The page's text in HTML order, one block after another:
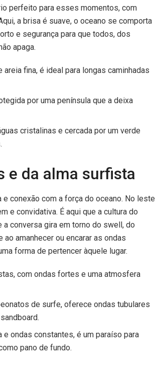
perfeito para esses momentos, com
a brisa é suave, o oceano se comporta
e segurança para que todos, dos
apaga.
areia fina, é ideal para longas caminhadas
por uma península que a deixa
cristalinas e cercada por um verde
e da alma surfista
e conexão com a força do oceano. No leste
e convidativa. É aqui que a cultura do
conversa gira em torno do swell, do
amanhecer ou encarar as ondas
forma de pertencer àquele lugar.
com ondas fortes e uma atmosfera
de surfe, oferece ondas tubulares
e ondas constantes, é um paraíso para
pano de fundo.